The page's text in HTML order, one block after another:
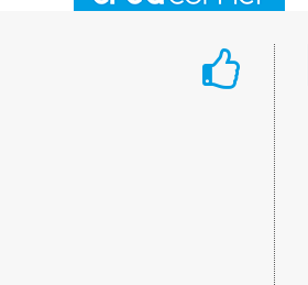
Tous les produits sont vendus dans la